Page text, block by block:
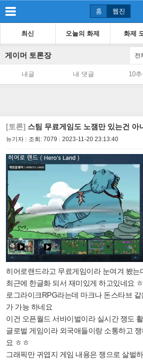
홈 웹진
최신 오늘의 화제 화제
게이머 토론장 전
내글 내 댓글 10
[토론] 스팀 무료게임도 노잼만 있는건 아
뉴기자 조회: 7079 2023-11-20 23:13:40
히어로랜드라고 무료게임이라 눈여겨 봤는
최근에 한글화 되서 재미있게 하고있네요
로그라이크RPG라는데 마크나 돈스타브
가 가능 하네요
이건 오픈월드 서바이벌이라 실시간 쟁도
글로벌 게임이라 외국애들이랑 소통하고
요 ㅎㅎ
그래픽만 귀엽지 게임 내용은 쟁으로 살벌